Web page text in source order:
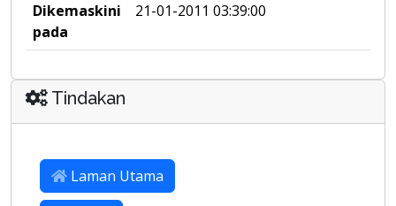
Dikemaskini
pada
21-01-2011 03:39:00
Tindakan
Laman Utama